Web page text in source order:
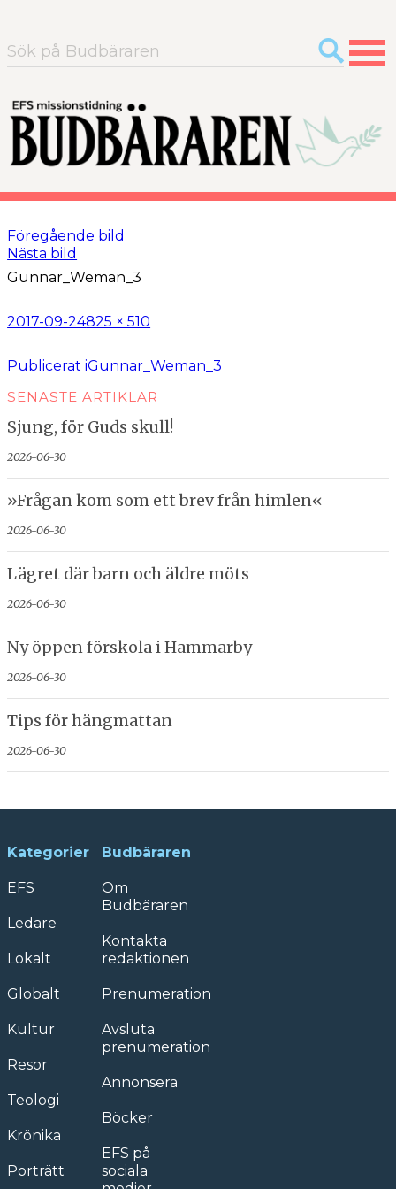
Sök
efter:
Föregående bild
Nästa bild
Gunnar_Weman_3
Postat
2017-09-24Full
825 × 510
Inläggsnavigering
Publicerat iGunnar_Weman_3
SENASTE ARTIKLAR
Sjung, för Guds skull!
2026-06-30
»Frågan kom som ett brev från himlen«
2026-06-30
Lägret där barn och äldre möts
2026-06-30
Ny öppen förskola i Hammarby
2026-06-30
Tips för hängmattan
2026-06-30
Kategorier
EFS
Ledare
Lokalt
Globalt
Kultur
Resor
Teologi
Krönika
Porträtt
Budbäraren
Om
Budbäraren
Kontakta
redaktionen
Prenumeration
Avsluta
prenumeration
Annonsera
Böcker
EFS på
sociala